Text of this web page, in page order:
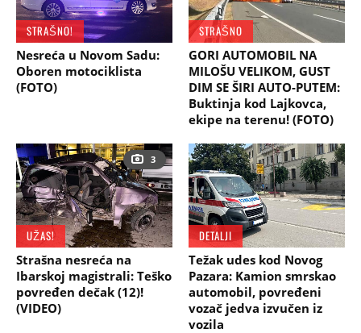
STRAŠNO!
Nesreća u Novom Sadu:
Oboren motociklista
(FOTO)
STRAŠNO
GORI AUTOMOBIL NA
MILOŠU VELIKOM, GUST
DIM SE ŠIRI AUTO-PUTEM:
Buktinja kod Lajkovca,
ekipe na terenu! (FOTO)
3
UŽAS!
Strašna nesreća na
Ibarskoj magistrali: Teško
povređen dečak (12)!
(VIDEO)
DETALJI
Težak udes kod Novog
Pazara: Kamion smrskao
automobil, povređeni
vozač jedva izvučen iz
vozila